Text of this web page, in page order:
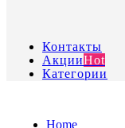
Контакты
АкцииHot
Категории
Home